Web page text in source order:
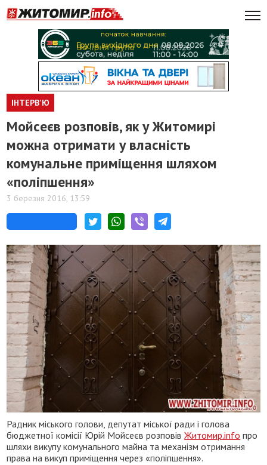
ІНТЕРВ'Ю
Мойсеєв розповів, як у Житомирі
можна отримати у власність
комунальне приміщення шляхом
«поліпшення»
3 березня 2016, 13:59
Радник міського голови, депутат міської ради і голова
бюджетної комісії Юрій Мойсеєв розповівЖитомир.info про
шляхи викупу комунального майна та механізм отримання
права на викуп приміщення через «поліпшення».